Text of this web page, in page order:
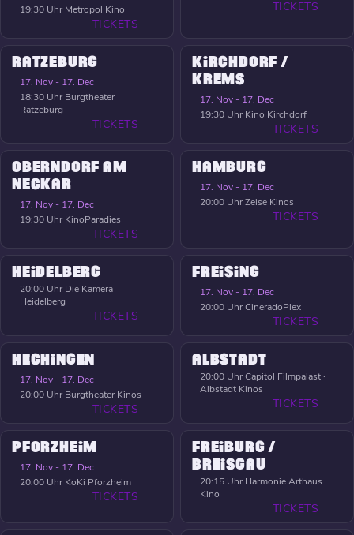
19:30 Uhr Metropol Kino
TICKETS
TICKETS
RATZEBURG
17. Nov - 17. Dec
18:30 Uhr Burgtheater
Ratzeburg
TICKETS
KIRCHDORF /
KREMS
17. Nov - 17. Dec
19:30 Uhr Kino Kirchdorf
TICKETS
OBERNDORF AM
NECKAR
17. Nov - 17. Dec
19:30 Uhr KinoParadies
TICKETS
HAMBURG
17. Nov - 17. Dec
20:00 UhrZeise Kinos
TICKETS
HEIDELBERG
20:00 Uhr Die Kamera
Heidelberg
TICKETS
FREISING
17. Nov - 17. Dec
20:00 UhrCineradoPlex
TICKETS
HECHINGEN
17. Nov - 17. Dec
20:00 Uhr Burgtheater Kinos
TICKETS
ALBSTADT
20:00 UhrCapitol Filmpalast ·
Albstadt Kinos
TICKETS
PFORZHEIM
17. Nov - 17. Dec
20:00 Uhr KoKi Pforzheim
TICKETS
FREIBURG /
BREISGAU
20:15 Uhr Harmonie Arthaus
Kino
TICKETS